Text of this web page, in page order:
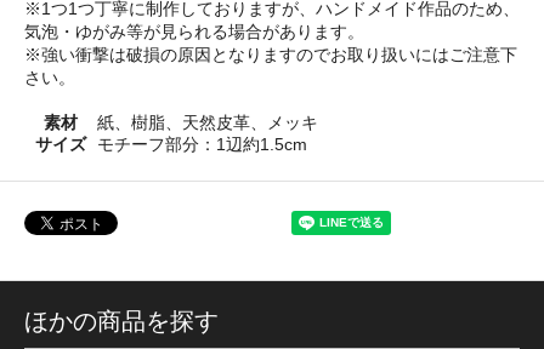
※1つ1つ丁寧に制作しておりますが、ハンドメイド作品のため、
気泡・ゆがみ等が見られる場合があります。
※強い衝撃は破損の原因となりますのでお取り扱いにはご注意下
さい。
素材
紙、樹脂、天然皮革、メッキ
サイズ
モチーフ部分：1辺約1.5cm
ほかの商品を探す